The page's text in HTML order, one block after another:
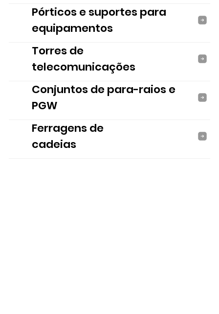
Pórticos e suportes para
equipamentos
Torres de
telecomunicações
Conjuntos de para-raios e
PGW
Ferragens de
cadeias